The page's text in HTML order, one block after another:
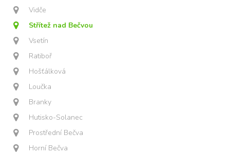
Vidče
Střítež nad Bečvou
Vsetín
Ratiboř
Hošťálková
Loučka
Branky
Hutisko-Solanec
Prostřední Bečva
Horní Bečva